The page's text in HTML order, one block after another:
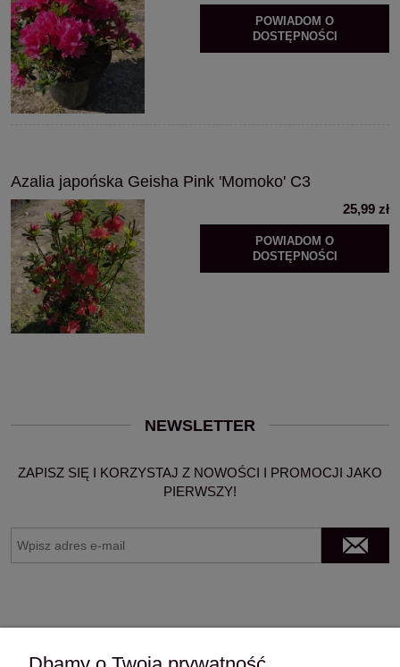
POWIADOM O
DOSTĘPNOŚCI
Azalia japońska Geisha Pink 'Momoko' C3
25,99 zł
POWIADOM O
DOSTĘPNOŚCI
NEWSLETTER
ZAPISZ SIĘ I KORZYSTAJ Z NOWOŚCI I PROMOCJI JAKO
PIERWSZY!